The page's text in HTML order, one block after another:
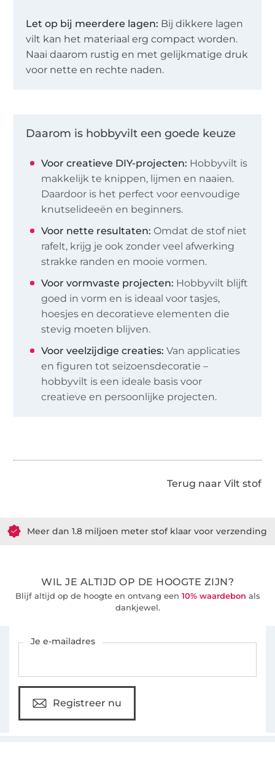
Let op bij meerdere lagen: Bij dikkere lagen
vilt kan het materiaal erg compact worden.
Naai daarom rustig en met gelijkmatige druk
voor nette en rechte naden.
Daarom is hobbyvilt een goede keuze
Voor creatieve DIY-projecten: Hobbyvilt is
makkelijk te knippen, lijmen en naaien.
Daardoor is het perfect voor eenvoudige
knutselideeën en beginners.
Voor nette resultaten: Omdat de stof niet
rafelt, krijg je ook zonder veel afwerking
strakke randen en mooie vormen.
Voor vormvaste projecten: Hobbyvilt blijft
goed in vorm en is ideaal voor tasjes,
hoesjes en decoratieve elementen die
stevig moeten blijven.
Voor veelzijdige creaties: Van applicaties
en figuren tot seizoensdecoratie –
hobbyvilt is een ideale basis voor
creatieve en persoonlijke projecten.
Terug naar Vilt stof
Meer dan 1.8 miljoen meter stof klaar voor verzending
WIL JE ALTIJD OP DE HOOGTE ZIJN?
Blijf altijd op de hoogte en ontvang een 10% waardebon als
dankjewel.
Je e-mailadres
Registreer nu